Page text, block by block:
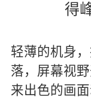
得
轻薄的机身
落，屏幕视
来出色的画